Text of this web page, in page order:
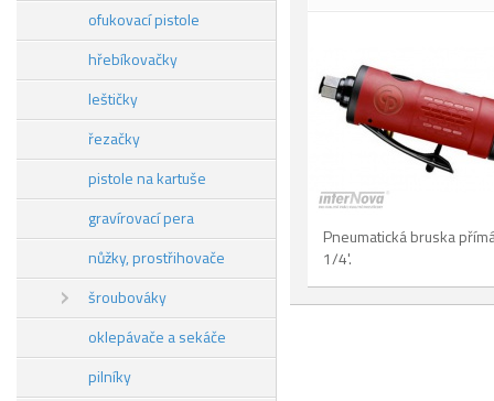
ofukovací pistole
hřebíkovačky
leštičky
řezačky
pistole na kartuše
gravírovací pera
nůžky, prostřihovače
šroubováky
oklepávače a sekáče
pilníky
Pneumatická bruska
1/4'.